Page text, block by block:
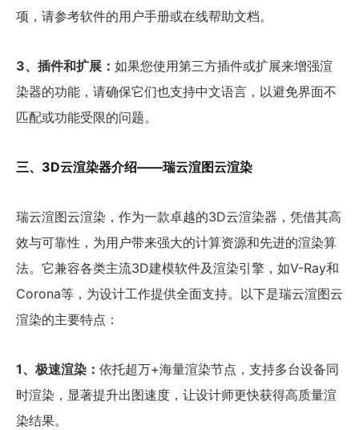
项，请参考软件的用户手册或在线帮助文档。
3、插件和扩展： 如果您使用第三方插件或扩展来增强渲
染器的功能，请确保它们也支持中文语言，以避免界面不
匹配或功能受限的问题。
三、3D云渲染器介绍——瑞云渲图云渲染
瑞云渲图云渲染，作为一款卓越的3D云渲染器，凭借其高
效与可靠性，为用户带来强大的计算资源和先进的渲染算
法。它兼容各类主流3D建模软件及渲染引擎，如V-Ray和
Corona等，为设计工作提供全面支持。以下是瑞云渲图云
渲染的主要特点：
1、极速渲染： 依托超万+海量渲染节点，支持多台设备同
时渲染，显著提升出图速度，让设计师更快获得高质量渲
染结果。